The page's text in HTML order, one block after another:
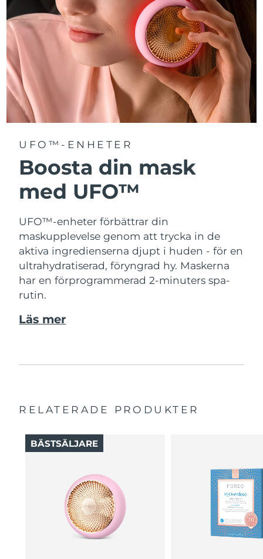
UFO™-ENHETER
Boosta din mask
med UFO™
UFO™-enheter förbättrar din
maskupplevelse genom att trycka in de
aktiva ingredienserna djupt i huden - för en
ultrahydratiserad, föryngrad hy. Maskerna
har en förprogrammerad 2-minuters spa-
rutin.
Läs mer
RELATERADE PRODUKTER
BÄSTSÄLJARE
Turkiet Förväntad leverans8/9/26
Förenade
Arabemiraten
Förväntad leverans8/9/26
Storbritannien Förväntad leverans 8/8/26
USA Förväntad leverans8/9/26
Vietnam Förväntad leverans